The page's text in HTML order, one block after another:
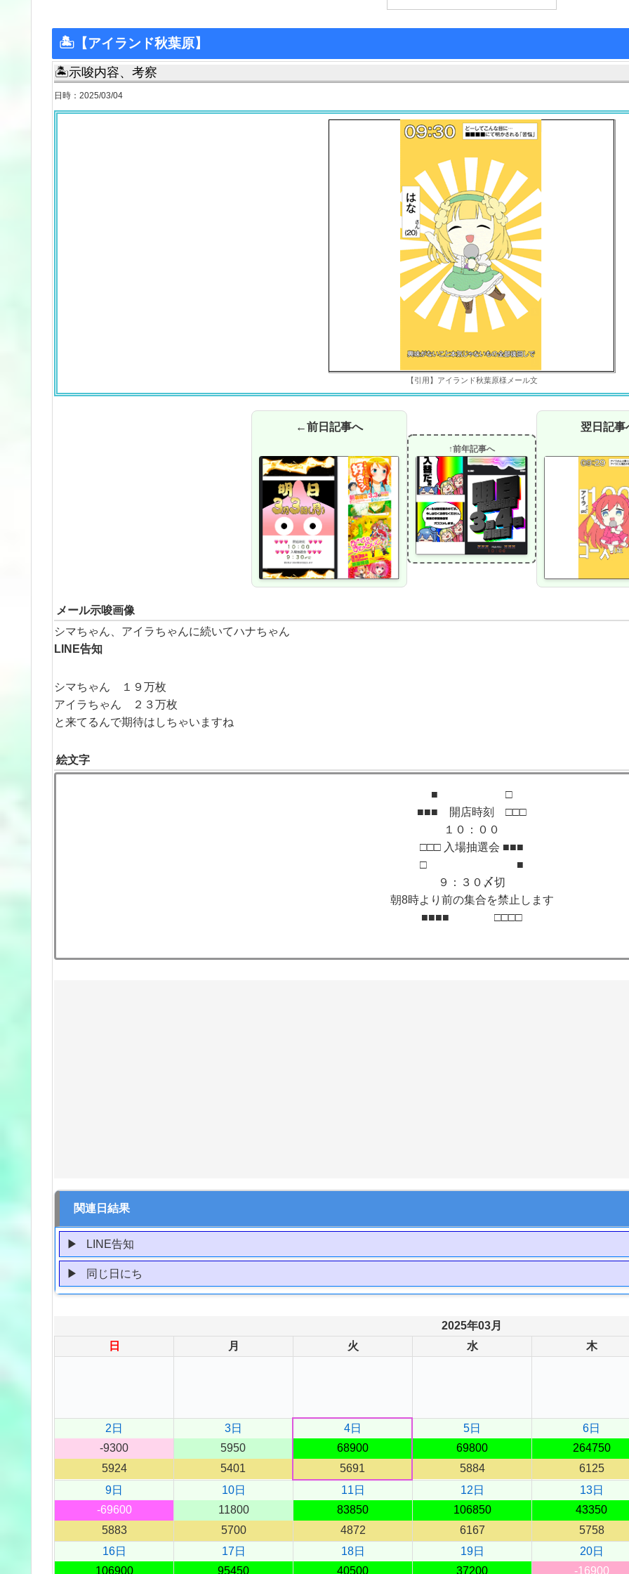
🏝【アイランド秋葉原】
🏝示唆内容、考察
日時：2025/03/04
【引用】アイランド秋葉原様メール文
←前日記事へ
↑前年記事へ
翌日記
メール示唆画像
シマちゃん、アイラちゃんに続いてハナちゃん
LINE告知
シマちゃん １９万枚
アイラちゃん ２３万枚
と来てるんで期待はしちゃいますね
絵文字
■ □
■■■ 開店時刻 □□□
１０：００
□□□ 入場抽選会 ■■■
□ ■
９：３０〆切
朝8時より前の集合を禁止します
■■■■ □□□□
関連日結果
LINE告知
同じ日にち
2025年03月
日
月 火 水 木
2日
-9300
5924
3日
5950
5401
4日
68900
5691
5日
69800
5884
6日
264750
6125
9日
-69600
5883
10日
11800
5700
11日
83850
4872
12日
106850
6167
13日
43350
5758
16日
106900
17日
95450
18日
40500
19日
37200
20日
-16900